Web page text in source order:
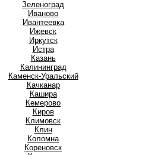
Зеленоград
Иваново
Ивантеевка
Ижевск
Иркутск
Истра
Казань
Калининград
Каменск-Уральский
Качканар
Кашира
Кемерово
Киров
Климовск
Клин
Коломна
Кореновск